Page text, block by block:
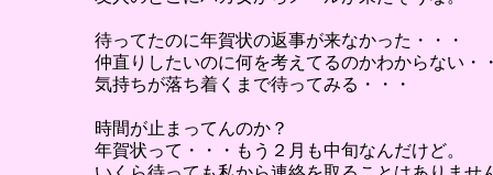
待ってたのに年賀状の返事が来なかった・・・
仲直りしたいのに何を考えてるのかわからない・
気持ちが落ち着くまで待ってみる・・・
時間が止まってんのか？
年賀状って・・・もう２月も中旬なんだけど。